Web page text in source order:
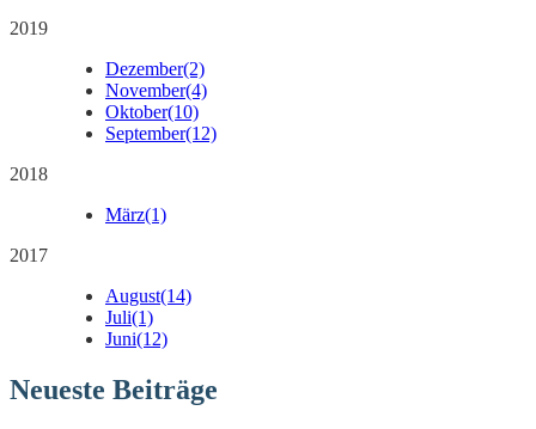
2019
Dezember(2)
November(4)
Oktober(10)
September(12)
2018
März(1)
2017
August(14)
Juli(1)
Juni(12)
Neueste Beiträge